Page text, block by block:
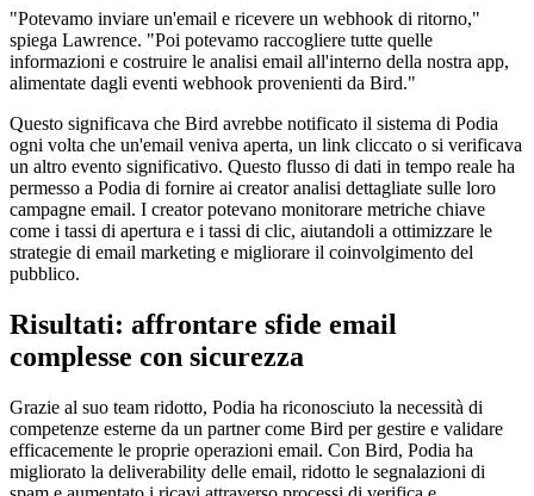
"Potevamo inviare un'email e ricevere un webhook di ritorno,"
spiega Lawrence. "Poi potevamo raccogliere tutte quelle
informazioni e costruire le analisi email all'interno della nostra app,
alimentate dagli eventi webhook provenienti da Bird."
Questo significava che Bird avrebbe notificato il sistema di Podia
ogni volta che un'email veniva aperta, un link cliccato o si verificava
un altro evento significativo. Questo flusso di dati in tempo reale ha
permesso a Podia di fornire ai creator analisi dettagliate sulle loro
campagne email. I creator potevano monitorare metriche chiave
come i tassi di apertura e i tassi di clic, aiutandoli a ottimizzare le
strategie di email marketing e migliorare il coinvolgimento del
pubblico.
Risultati: affrontare sfide email
complesse con sicurezza
Grazie al suo team ridotto, Podia ha riconosciuto la necessità di
competenze esterne da un partner come Bird per gestire e validare
efficacemente le proprie operazioni email. Con Bird, Podia ha
migliorato la deliverability delle email, ridotto le segnalazioni di